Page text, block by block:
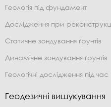
Геологія під фундамент
Дослідження при
Статичне зондування ґрунтів
Динамічне зондування ґрунтів
Геологічні дослідження під
Геодезичні вишукування